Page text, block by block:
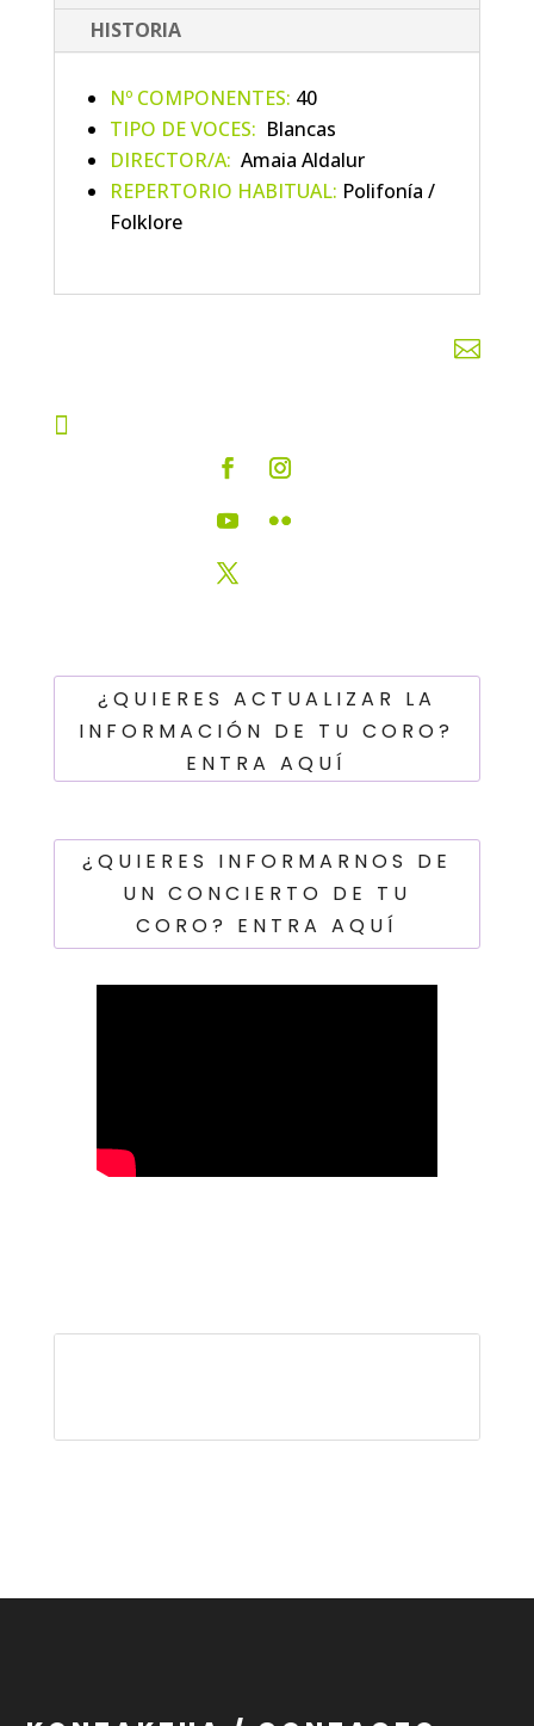
HISTORIA
Nº COMPONENTES: 40
TIPO DE VOCES: Blancas
DIRECTOR/A: Amaia Aldalur
REPERTORIO HABITUAL: Polifonía /
Folklore


¿QUIERES ACTUALIZAR LA
INFORMACIÓN DE TU CORO?
ENTRA AQUÍ
¿QUIERES INFORMARNOS DE
UN CONCIERTO DE TU
CORO? ENTRA AQUÍ